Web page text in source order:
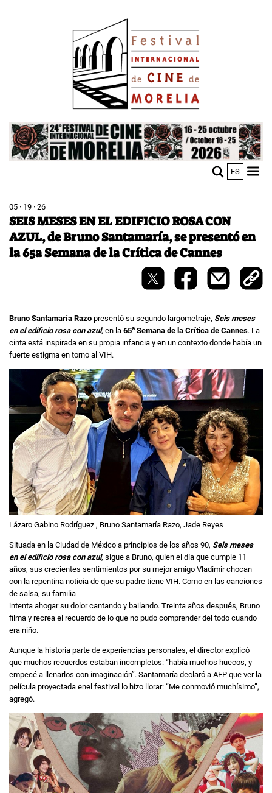
Image
ES
05 · 19 · 26
SEIS MESES EN EL EDIFICIO ROSA CON
AZUL, de Bruno Santamaría, se presentó en
la 65a Semana de la Crítica de Cannes
Bruno Santamaría Razo presentó su segundo largometraje, Seis meses
en el edificio rosa con azul, en la 65a Semana de la Crítica de Cannes. La
cinta está inspirada en su propia infancia y en un contexto donde había un
fuerte estigma en torno al VIH.
Lázaro Gabino Rodríguez , Bruno Santamaría Razo, Jade Reyes
Situada en la Ciudad de México a principios de los años 90, Seis meses
en el edificio rosa con azul, sigue a Bruno, quien el día que cumple 11
años, sus crecientes sentimientos por su mejor amigo Vladimir chocan
con la repentina noticia de que su padre tiene VIH. Como en las canciones
de salsa, su familia
intenta ahogar su dolor cantando y bailando. Treinta años después, Bruno
filma y recrea el recuerdo de lo que no pudo comprender del todo cuando
era niño.
Aunque la historia parte de experiencias personales, el director explicó
que muchos recuerdos estaban incompletos: “había muchos huecos, y
empecé a llenarlos con imaginación”. Santamaría declaró a AFP que ver la
película proyectada enel festival lo hizo llorar: “Me conmovió muchísimo”,
agregó.